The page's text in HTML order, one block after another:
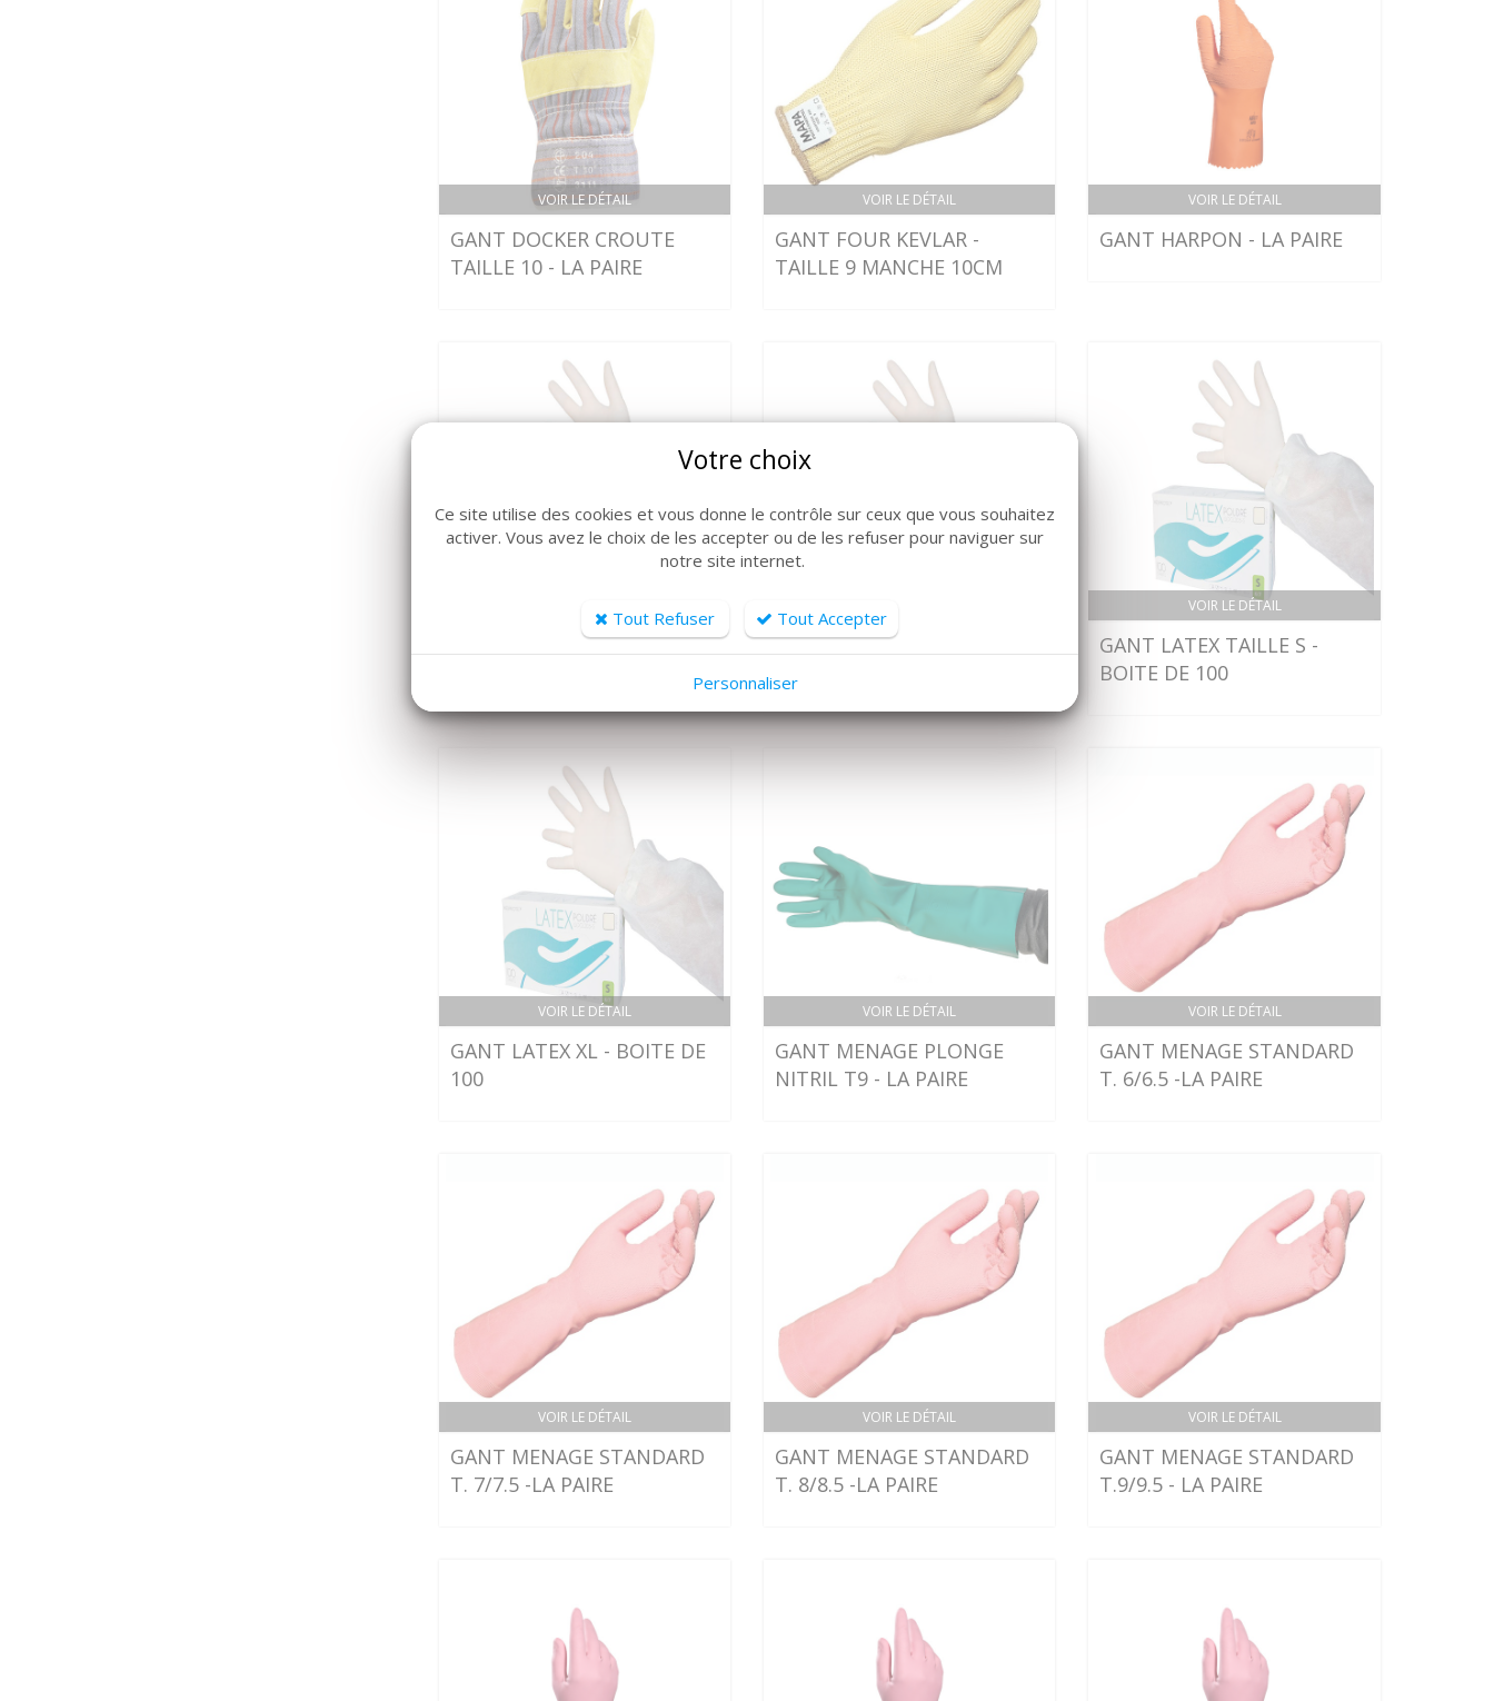
VOIR LE DÉTAIL
GANT DOCKER CROUTE
TAILLE 10 - LA PAIRE
VOIR LE DÉTAIL
GANT FOUR KEVLAR -
TAILLE 9 MANCHE 10CM
VOIR LE DÉTAIL
GANT HARPON - LA PAIRE
GANT LATEX TAILLE L -
GANT LATEX TAILLE M -
VOIR LE DÉTAIL
GANT LATEX TAILLE S -
BOITE DE 100
VOIR LE DÉTAIL
GANT LATEX XL - BOITE DE
100
VOIR LE DÉTAIL
GANT MENAGE PLONGE
NITRIL T9 - LA PAIRE
VOIR LE DÉTAIL
GANT MENAGE STANDARD
T. 6/6.5 -LA PAIRE
VOIR LE DÉTAIL
GANT MENAGE STANDARD
T. 7/7.5 -LA PAIRE
VOIR LE DÉTAIL
GANT MENAGE STANDARD
T. 8/8.5 -LA PAIRE
VOIR LE DÉTAIL
GANT MENAGE STANDARD
T.9/9.5 - LA PAIRE
Votre choix
Ce site utilise des cookies et vous donne le contrôle sur ceux que vous souhaitez
activer. Vous avez le choix de les accepter ou de les refuser pour naviguer sur
notre site internet.
Tout Refuser Tout Accepter
Personnaliser